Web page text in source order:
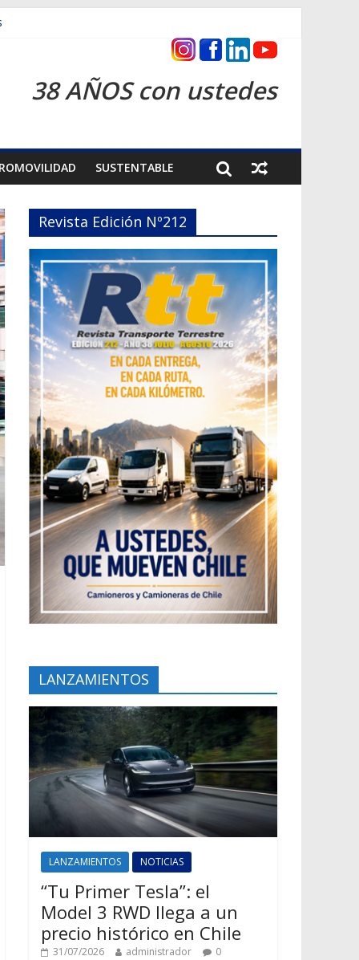
38 AÑOS con ustedes
SUSTENTABLE
Revista Edición Nº212
LANZAMIENTOS
LANZAMIENTOS NOTICIAS
“Tu Primer Tesla”: el
Model 3 RWD llega a un
precio histórico en Chile
31/07/2026 administrador 0